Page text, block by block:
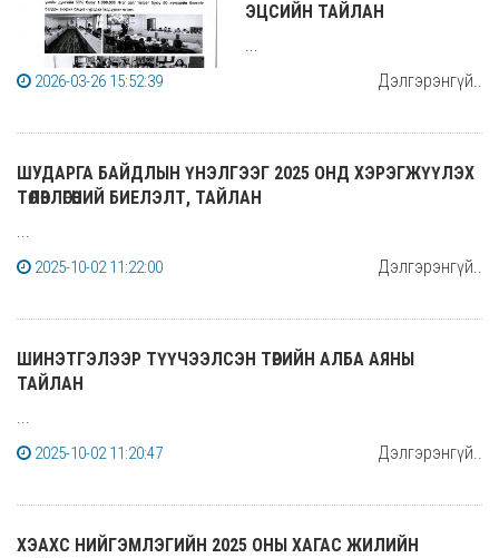
ЭЦСИЙН ТАЙЛАН
...
2026-03-26 15:52:39
Дэлгэрэнгүй..
ШУДАРГА БАЙДЛЫН ҮНЭЛГЭЭГ 2025 ОНД ХЭРЭГЖҮҮЛЭХ
ТӨЛӨВЛӨГӨӨНИЙ БИЕЛЭЛТ, ТАЙЛАН
...
2025-10-02 11:22:00
Дэлгэрэнгүй..
ШИНЭТГЭЛЭЭР ТҮҮЧЭЭЛСЭН ТӨРИЙН АЛБА АЯНЫ
ТАЙЛАН
...
2025-10-02 11:20:47
Дэлгэрэнгүй..
ХЭАХС НИЙГЭМЛЭГИЙН 2025 ОНЫ ХАГАС ЖИЛИЙН